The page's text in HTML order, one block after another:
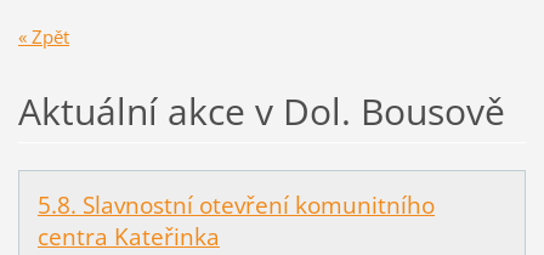
« Zpět
Aktuální akce v Dol. Bousově
5.8. Slavnostní otevření komunitního
centra Kateřinka